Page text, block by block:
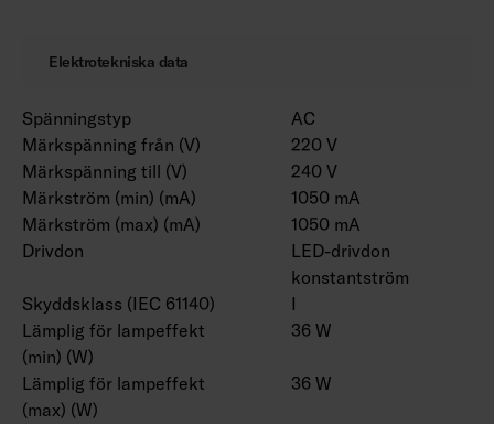
Elektrotekniska data
Spänningstyp
AC
Märkspänning från (V)
220 V
Märkspänning till (V)
240 V
Märkström (min) (mA)
1050 mA
Märkström (max) (mA)
1050 mA
Drivdon
LED-drivdon
konstantström
Skyddsklass (IEC 61140)
I
Lämplig för lampeffekt
(min) (W)
36 W
Lämplig för lampeffekt
(max) (W)
36 W